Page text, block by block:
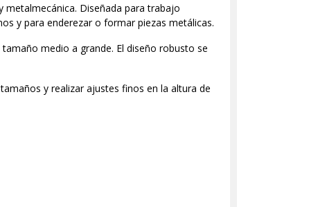
metalmecánica. Diseñada para trabajo
y para enderezar o formar piezas metálicas.
medio a grande. El diseño robusto se
y realizar ajustes finos en la altura de